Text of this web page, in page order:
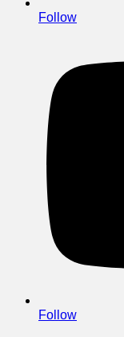
Follow
Follow